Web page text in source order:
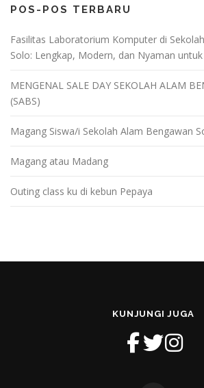
POS-POS TERBARU
Fasilitas Laboratorium Komputer di
Solo: Lengkap, Modern, dan Nyaman
MENGENAL SALE DAY SEKOLAH ALAM
(SABS)
Magang Siswa/i Sekolah Alam Bengawan
Magang atau Madang
Outing class ku di kebun Pepaya
KUNJUNGI JUGA